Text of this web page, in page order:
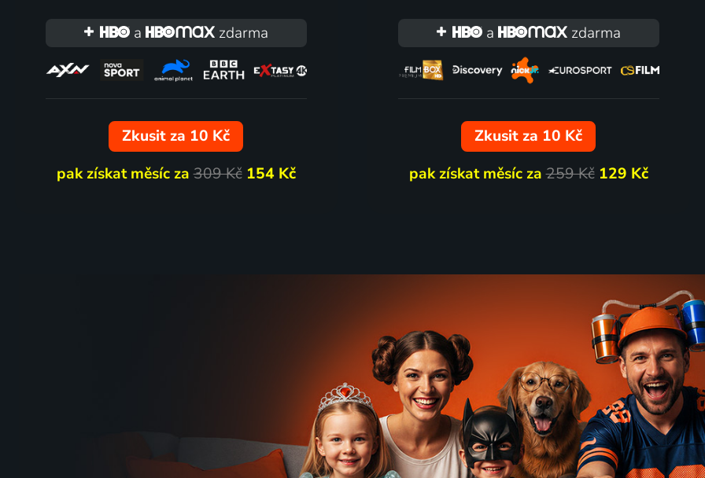
a zdarma
Zkusit za 10 Kč
pak získat měsíc za309 Kč 154 Kč
a zdarma
Zkusit za 10 Kč
pak získat měsíc za259 Kč 129 Kč